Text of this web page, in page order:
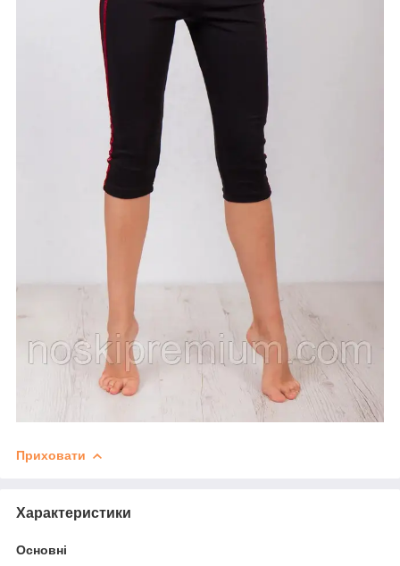
Приховати
Характеристики
Основні